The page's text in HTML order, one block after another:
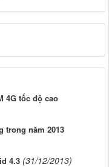
4G tốc độ cao
trong năm 2013
4.3 (31/12/2013)